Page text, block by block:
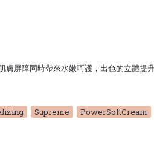
屏障同時帶來水嫩呵護，出色的立體提
Supreme PowerSoftCream